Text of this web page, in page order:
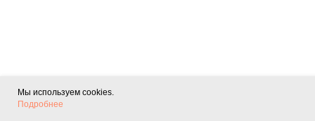
Мы используем cookies.
Подробнее